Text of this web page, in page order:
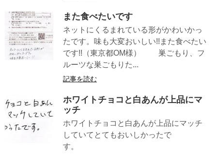
また食べたいです
ネットにくるまれている形がかわいかっ
たです。味も大変おいしい!!また食べたい
です!!（東京都OM様） 巣ごもり、フ
ルーツな巣ごもりた...
記事を読む
ホワイトチョコと白あんが上品にマ
ッチ
ホワイトチョコと白あんが上品にマッチ
していてとてもおいしかったで
す。